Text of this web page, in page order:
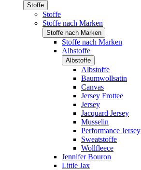
Stoffe
Stoffe
Stoffe nach Marken
Stoffe nach Marken
Stoffe nach Marken
Albstoffe
Albstoffe
Albstoffe
Baumwollsatin
Canvas
Jersey Frottee
Jersey
Jacquard Jersey
Musselin
Performance Jersey
Sweatstoffe
Wollfleece
Jennifer Bouron
Little Jax